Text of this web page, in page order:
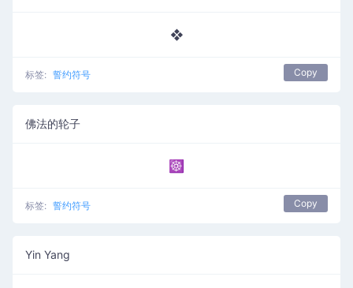
❖
标签: 誓约符号 Copy
佛法的轮子
☸
标签: 誓约符号 Copy
Yin Yang